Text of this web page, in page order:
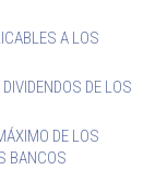
A LOS
DE LOS
DE LOS
BANCOS